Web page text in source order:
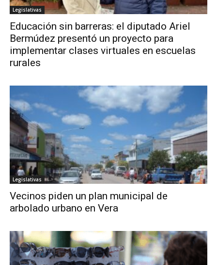
Legislativas
Educación sin barreras: el diputado Ariel
Bermúdez presentó un proyecto para
implementar clases virtuales en escuelas
rurales
Legislativas
Vecinos piden un plan municipal de
arbolado urbano en Vera